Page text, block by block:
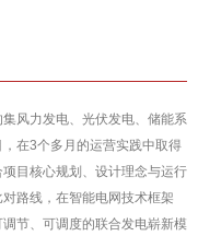
风力发电、光伏发电、储能系
在3个多月的运营实践中取得
目核心规划、设计理念与运行
路线，在智能电网技术框架
节、可调度的联合发电崭新模